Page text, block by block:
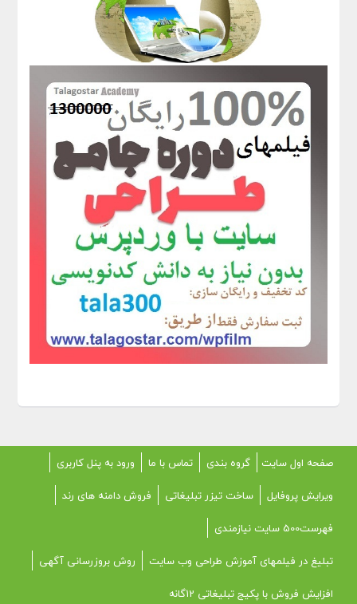
صفحه اول سایت گروه بندی تماس با ما
ورود به پنل کاربری
ویرایش پروفایل
ساخت تیزر تبلیغاتی
فروش دامنه های رند
فهرست500 سایت نیازمندی
تبلیغ در فیلمهای آموزش طراحی وب سایت
روش بروزرسانی آگهی
افزایش فروش با پکیج تبلیغاتی 12گانه